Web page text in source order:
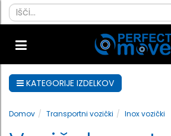
KATEGORIJE IZDELKOV
Domov Transportni vozički Inox vozički